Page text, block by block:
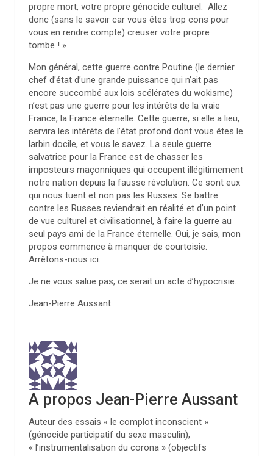
propre mort, votre propre génocide culturel. Allez
donc (sans le savoir car vous êtes trop cons pour
vous en rendre compte) creuser votre propre
tombe ! »
Mon général, cette guerre contre Poutine (le dernier
chef d’état d’une grande puissance qui n’ait pas
encore succombé aux lois scélérates du wokisme)
n’est pas une guerre pour les intérêts de la vraie
France, la France éternelle. Cette guerre, si elle a lieu,
servira les intérêts de l’état profond dont vous êtes le
larbin docile, et vous le savez. La seule guerre
salvatrice pour la France est de chasser les
imposteurs maçonniques qui occupent illégitimement
notre nation depuis la fausse révolution. Ce sont eux
qui nous tuent et non pas les Russes. Se battre
contre les Russes reviendrait en réalité et d’un point
de vue culturel et civilisationnel, à faire la guerre au
seul pays ami de la France éternelle. Oui, je sais, mon
propos commence à manquer de courtoisie.
Arrêtons-nous ici.
Je ne vous salue pas, ce serait un acte d’hypocrisie.
Jean-Pierre Aussant
A propos Jean-Pierre Aussant
Auteur des essais « le complot inconscient »
(génocide participatif du sexe masculin),
« l’instrumentalisation du corona » (objectifs